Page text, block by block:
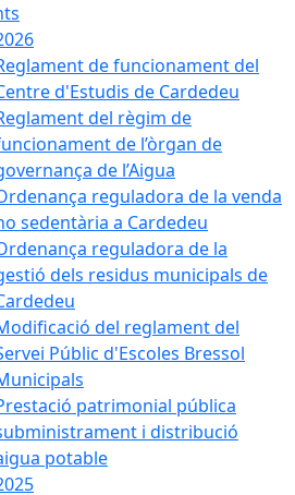
de funcionament del
d'Estudis de Cardedeu
del règim de
de l’òrgan de
de l’Aigua
reguladora de la venda
sedentària a Cardedeu
reguladora de la
dels residus municipals de
del reglament del
Públic d'Escoles Bressol
patrimonial pública
i distribució
potable